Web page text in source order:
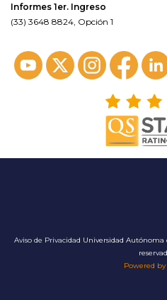
Informes 1er. Ingreso
(33) 3648 8824, Opción 1
Aviso de Privacidad Universidad Autónoma
Powered